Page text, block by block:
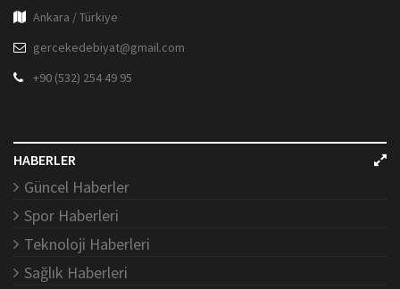
Ankara / Türkiye
gercekedebiyat@gmail.com
+90 (532) 254 49 95
HABERLER
Güncel Haberler
Spor Haberleri
Teknoloji Haberleri
Sağlık Haberleri